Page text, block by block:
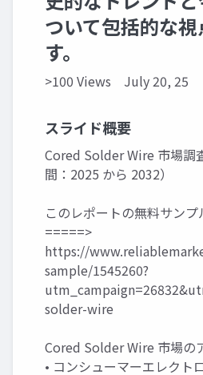
ついて包括的な
す。
>100 Views July 20, 25
スライド概要
Cored Solder Wire 市場調
間：2025 から 2032）
このレポートの無料サン
=====>
https://
sample/1545260?
solder-wire
Cored Solder Wire 市場の
• コンシューマーエレクト